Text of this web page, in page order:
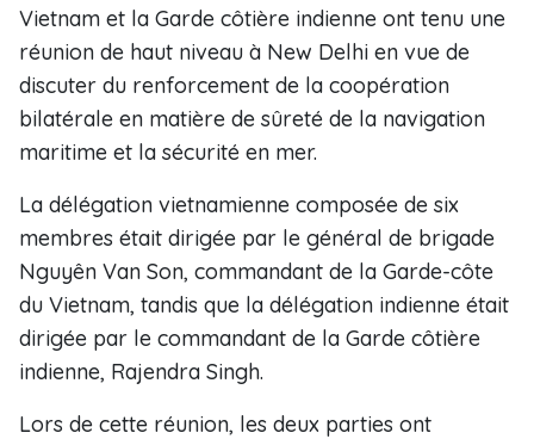
Vietnam et la Garde côtière indienne ont tenu une
réunion de haut niveau à New Delhi en vue de
discuter du renforcement de la coopération
bilatérale en matière de sûreté de la navigation
maritime et la sécurité en mer.
La délégation vietnamienne composée de six
membres était dirigée par le général de brigade
Nguyên Van Son, commandant de la Garde-côte
du Vietnam, tandis que la délégation indienne était
dirigée par le commandant de la Garde côtière
indienne, Rajendra Singh.
Lors de cette réunion, les deux parties ont